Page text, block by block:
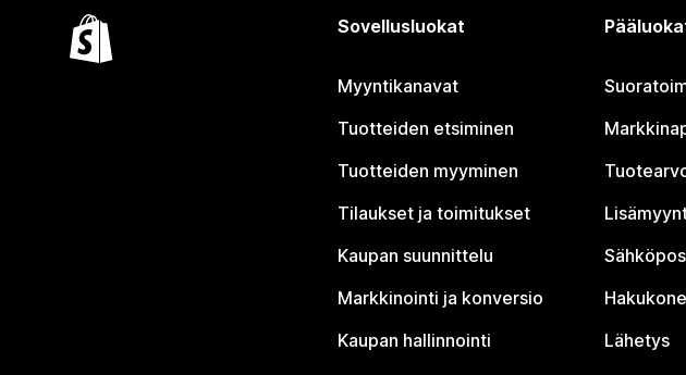
Sovellusluokat
Myyntikanavat
Tuotteiden etsiminen
Tuotteiden myyminen
Tilaukset ja toimitukset
Kaupan suunnittelu
Markkinointi ja konversio
Kaupan hallinnointi
Lähetys